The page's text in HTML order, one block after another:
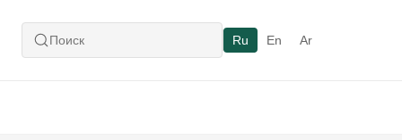
Ru En Ar